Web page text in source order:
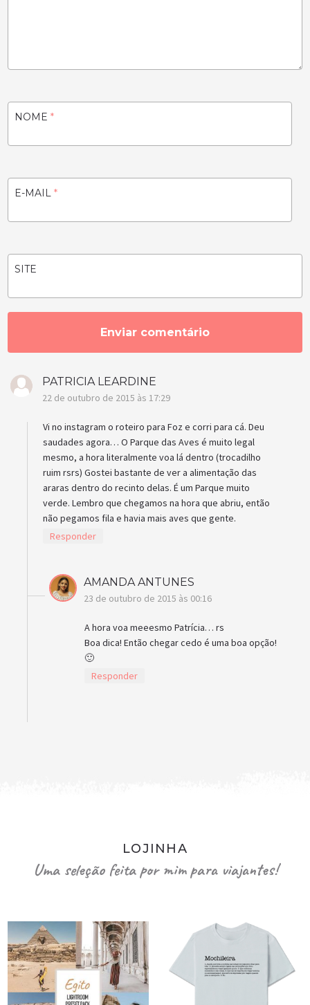
NOME*
E-MAIL*
SITE
PATRICIA LEARDINE
22 de outubro de 2015 às 17:29
Vi no instagram o roteiro para Foz e corri para cá. Deu
saudades agora… O Parque das Aves é muito legal
mesmo, a hora literalmente voa lá dentro (trocadilho
ruim rsrs) Gostei bastante de ver a alimentação das
araras dentro do recinto delas. É um Parque muito
verde. Lembro que chegamos na hora que abriu, então
não pegamos fila e havia mais aves que gente.
Responder
AMANDA ANTUNES
23 de outubro de 2015 às 00:16
A hora voa meeesmo Patrícia… rs
Boa dica! Então chegar cedo é uma boa opção!
🙂
Responder
LOJINHA
Uma seleção feita por mim para viajantes!